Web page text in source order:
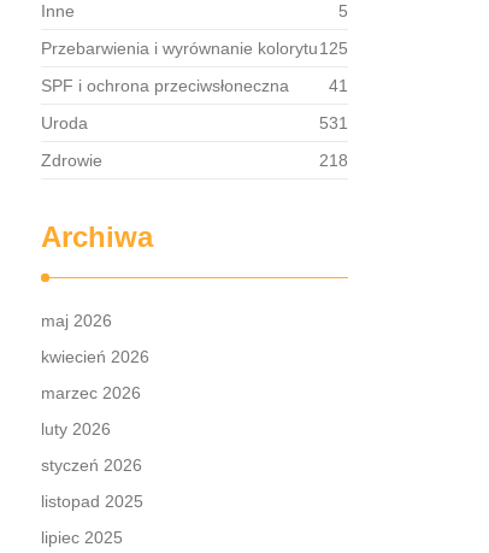
Inne
5
Przebarwienia i wyrównanie kolorytu125
SPF i ochrona przeciwsłoneczna
41
Uroda
531
Zdrowie
218
Archiwa
maj 2026
kwiecień 2026
marzec 2026
luty 2026
styczeń 2026
listopad 2025
lipiec 2025